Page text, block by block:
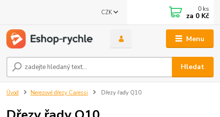
Menu
CZK
Hledat
0 ks
za 0 Kč
Úvod Nerezové dřezy Caressi Dřezy řady Q10